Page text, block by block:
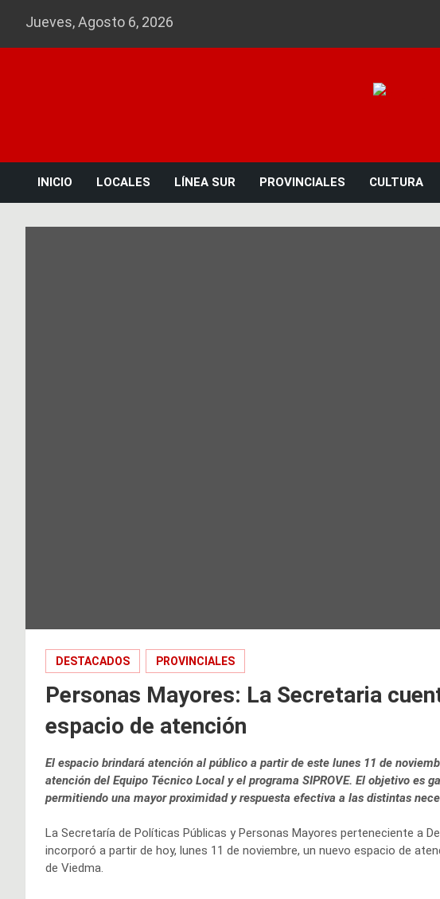
Jueves, Agosto 6, 2026
INICIO LOCALES LÍNEA SUR PROVINCIALES CULTURA
DESTACADOS PROVINCIALES
Personas Mayores: La Secretaria
espacio de atención
El espacio brindará atención al público a partir de este lunes 11 de
atención del Equipo Técnico Local y el programa SIPROVE. El objetivo es
permitiendo una mayor proximidad y respuesta efectiva a las distintas
La Secretaría de Políticas Públicas y Personas Mayores perteneciente a
incorporó a partir de hoy, lunes 11 de noviembre, un nuevo espacio de
de Viedma.